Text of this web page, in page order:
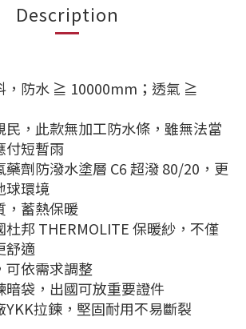
Description
，防水 ≧ 10000mm；透氣 ≧
民，此款無加工防水條，雖無法當
付短暫雨
藥劑防潑水塗層 C6 超潑 80/20，更
球環境
，蓄熱保暖
杜邦 THERMOLITE 保暖紗，不僅
舒適
可依需求調整
暗袋，出國可放重要證件
YKK拉鍊，堅固耐用不易斷裂